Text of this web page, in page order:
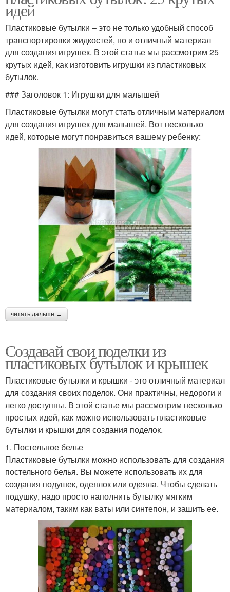
идей
Пластиковые бутылки – это не только удобный способ
транспортировки жидкостей, но и отличный материал
для создания игрушек. В этой статье мы рассмотрим 25
крутых идей, как изготовить игрушки из пластиковых
бутылок.
### Заголовок 1: Игрушки для малышей
Пластиковые бутылки могут стать отличным материалом
для создания игрушек для малышей. Вот несколько
идей, которые могут понравиться вашему ребенку:
читать дальше →
Создавай свои поделки из
пластиковых бутылок и крышек
Пластиковые бутылки и крышки - это отличный материал
для создания своих поделок. Они практичны, недороги и
легко доступны. В этой статье мы рассмотрим несколько
простых идей, как можно использовать пластиковые
бутылки и крышки для создания поделок.
1. Постельное белье
Пластиковые бутылки можно использовать для создания
постельного белья. Вы можете использовать их для
создания подушек, одеялок или одеяла. Чтобы сделать
подушку, надо просто наполнить бутылку мягким
материалом, таким как ваты или синтепон, и зашить ее.